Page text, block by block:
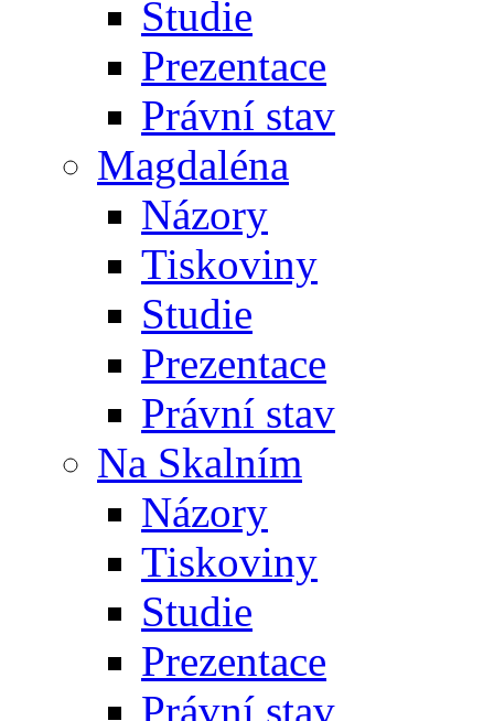
Studie
Prezentace
Právní stav
Magdaléna
Názory
Tiskoviny
Studie
Prezentace
Právní stav
Na Skalním
Názory
Tiskoviny
Studie
Prezentace
Právní stav